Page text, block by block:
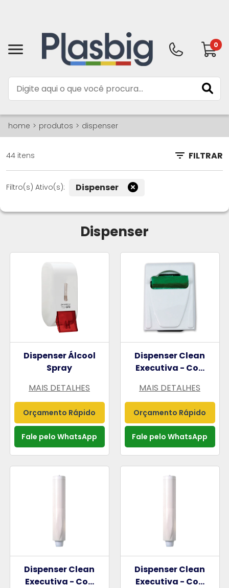
0
home produtos dispenser
44 itens FILTRAR
Filtro(s) Ativo(s): Dispenser
Dispenser
Dispenser Álcool
Spray
MAIS DETALHES
Orçamento Rápido
Fale pelo WhatsApp
Dispenser Clean
Executiva - Co...
MAIS DETALHES
Orçamento Rápido
Fale pelo WhatsApp
Dispenser Clean
Executiva - Co...
Dispenser Clean
Executiva - Co...